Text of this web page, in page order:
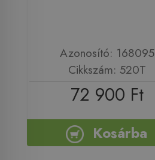
Azonosító: 168095
Cikkszám: 520T
72 900 Ft
Kosárba